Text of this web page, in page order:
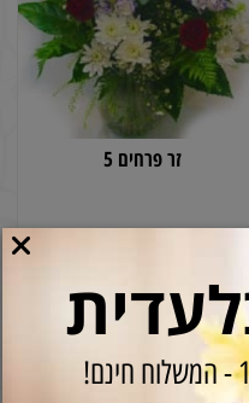
זר פרחים 5